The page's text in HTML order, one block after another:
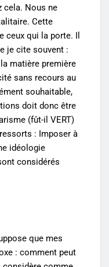
cela. Nous ne
Cette
ceux qui la porte. Il
je cite souvent :
matière première
sans recours au
souhaitable,
doit donc être
(fût-il VERT)
: Imposer à
idéologie
considérés
que mes
: comment peut